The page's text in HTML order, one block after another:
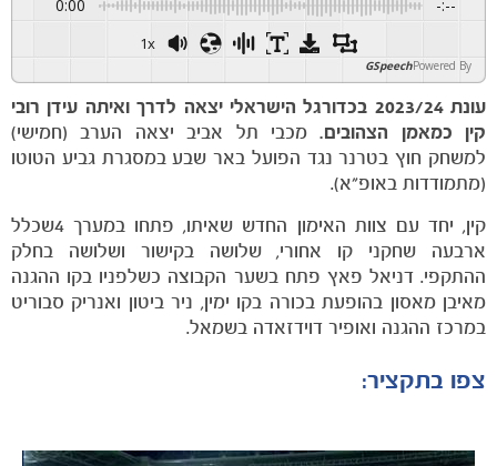
0:00 -:--
1x
Powered By
GSpeech
עונת 2023/24 בכדורגל הישראלי יצאה לדרך ואיתה עידן רובי
קין כמאמן הצהובים.מכבי תל אביב יצאה הערב (חמישי)
למשחק חוץ בטרנר נגד הפועל באר שבע במסגרת גביע הטוטו
(מתמודדות באופ"א).
קין, יחד עם צוות האימון החדש שאיתו, פתחו במערך 4שכלל
ארבעה שחקני קו אחורי, שלושה בקישור ושלושה בחלק
ההתקפי. דניאל פאץ פתח בשער הקבוצה כשלפניו בקו ההגנה
מאיבן מאסון בהופעת בכורה בקו ימין, ניר ביטון ואנריק סבוריט
במרכז ההגנה ואופיר דוידזאדה בשמאל.
צפו בתקציר: